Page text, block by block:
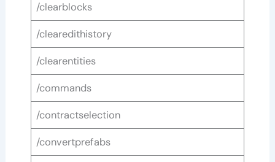
/clearblocks
/clearedithistory
/clearentities
/commands
/contractselection
/convertprefabs